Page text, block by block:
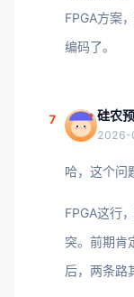
FPGA方案
编码了。
7 硅农
2026-
哈，这个问
FPGA这行
突。前期肯
后，两条路